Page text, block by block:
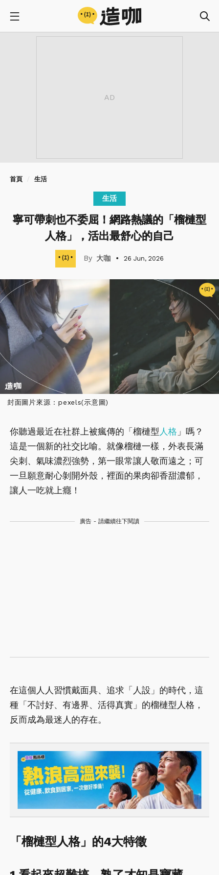
首頁 生活
生活
寧可帶刺也不委屈！網路熱議的「榴槤型
人格」，活出最舒心的自己
大咖 26 Jun, 2026
封面圖片來源 : pexels(示意圖)
你聽過最近在社群上被瘋傳的「榴槤型 人格 」嗎？
這是一個新的社交比喻。就像榴槤一樣，外表長滿
尖刺、氣味濃烈強勢，第一眼常讓人敬而遠之；可
一旦願意耐心剝開外殼，裡面的果肉卻香甜濃郁，
讓人一吃就上癮！
廣告 - 請繼續往下閱讀
在這個人人習慣戴面具、追求「人設」的時代，這
種「不討好、有邊界、活得真實」的榴槤型人格，
反而成為最迷人的存在。
「榴槤型人格」的4大特徵